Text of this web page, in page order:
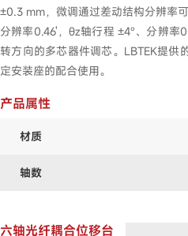
±0.3 mm，微调通过差动结构分辨率
分辨率0.46'，θz轴行程 ±4°、分辨
转方向的多芯器件调芯。LBTEK提供
定安装座的配合使用。
产品属性
材质
轴数
六轴光纤耦合位移台